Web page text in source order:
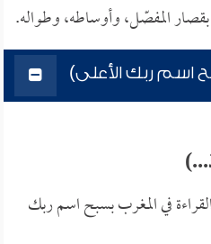
المفصّل، وأوساطه، وطواله.
اسم ربك الأعلى)
في المغرب بسبح اسم ربك